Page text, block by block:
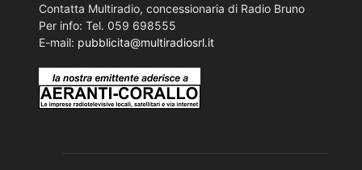
Contatta Multiradio, concessionaria di Radio Bruno
Per info: Tel. 059 698555
E-mail: pubblicita@multiradiosrl.it